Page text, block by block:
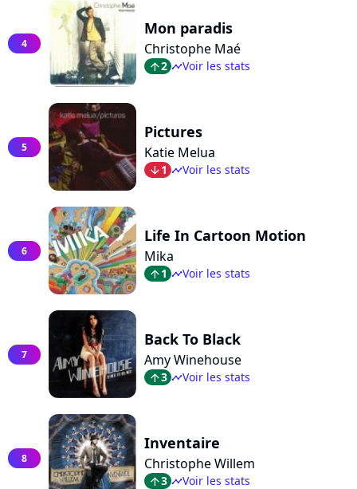
4
Mon paradis
Christophe Maé
arrow_top2 timelineVoir les stats
5
Pictures
Katie Melua
arrow_bot1 timelineVoir les stats
6
Life In Cartoon Motion
Mika
arrow_top1 timelineVoir les stats
7
Back To Black
Amy Winehouse
arrow_top3 timelineVoir les stats
8
Inventaire
Christophe Willem
arrow_top3 timelineVoir les stats